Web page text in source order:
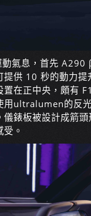
氣息，首先 A290
供 10 秒的動力
在正中央，頗有
用ultralumen的反
錶板被設計成箭
。